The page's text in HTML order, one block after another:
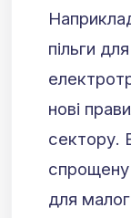
пільги
нові
сектору.
для